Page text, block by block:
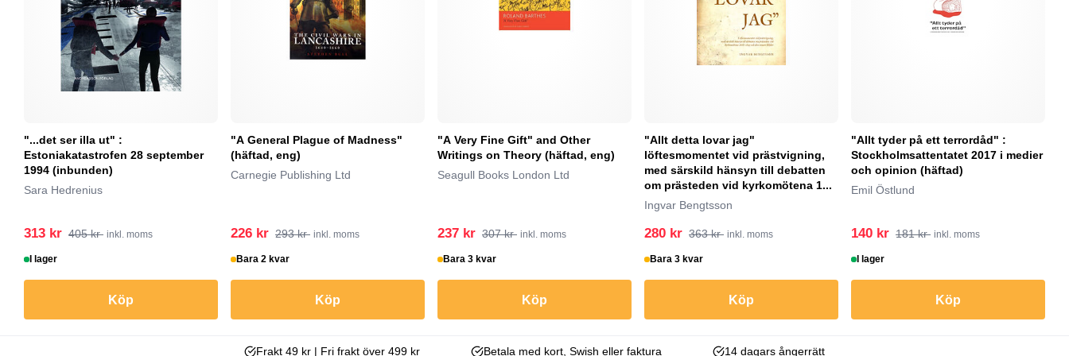
"...det ser illa ut" :
Estoniakatastrofen 28 september
1994 (inbunden)
Sara Hedrenius
313 kr 405 kr inkl. moms
I lager
Köp
"A General Plague of Madness"
(häftad, eng)
Carnegie Publishing Ltd
226 kr 293 kr inkl. moms
Bara 2 kvar
Köp
"A Very Fine Gift" and Other
Writings on Theory (häftad, eng)
Seagull Books London Ltd
237 kr 307 kr inkl. moms
Bara 3 kvar
Köp
"Allt detta lovar jag"
löftesmomentet vid prästvigning,
med särskild hänsyn till debatten
om prästeden vid kyrkomötena 1...
Ingvar Bengtsson
280 kr 363 kr inkl. moms
Bara 3 kvar
Köp
"Allt tyder på ett terrordåd" :
Stockholmsattentatet 2017 i medier
och opinion (häftad)
Emil Östlund
140 kr 181 kr inkl. moms
I lager
Köp
Frakt 49 kr | Fri frakt över 499 kr Betala med kort, Swish eller faktura 14 dagars ångerrätt